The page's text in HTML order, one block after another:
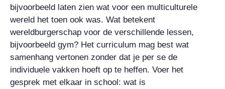
bijvoorbeeld laten zien wat voor een multiculturele
wereld het toen ook was. Wat betekent
wereldburgerschap voor de verschillende lessen,
bijvoorbeeld gym? Het curriculum mag best wat
samenhang vertonen zonder dat je per se de
individuele vakken hoeft op te heffen. Voer het
gesprek met elkaar in school: wat is